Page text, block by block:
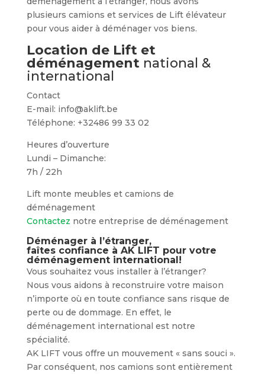
plusieurs camions et services de Lift élévateur
pour vous aider à déménager vos biens.
Location de Lift et
déménagement national &
international
Contact
E-mail: info@aklift.be
Téléphone: +32486 99 33 02
Heures d’ouverture
Lundi – Dimanche:
7h / 22h
Lift monte meubles et camions de
déménagement
Contactez notre entreprise de déménagement
Déménager à l’étranger,
faîtes confiance à AK LIFT pour votre
déménagement international!
Vous souhaitez vous installer à l’étranger?
Nous vous aidons à reconstruire votre maison
n’importe où en toute confiance sans risque de
perte ou de dommage. En effet, le
déménagement international est notre
spécialité.
AK LIFT vous offre un mouvement « sans souci ».
Par conséquent, nos camions sont entièrement